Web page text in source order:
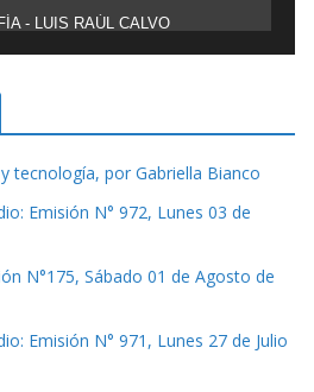
- LUIS RAÚL CALVO
tecnología, por Gabriella Bianco
Emisión N° 972, Lunes 03 de
N°175, Sábado 01 de Agosto de
Emisión N° 971, Lunes 27 de Julio